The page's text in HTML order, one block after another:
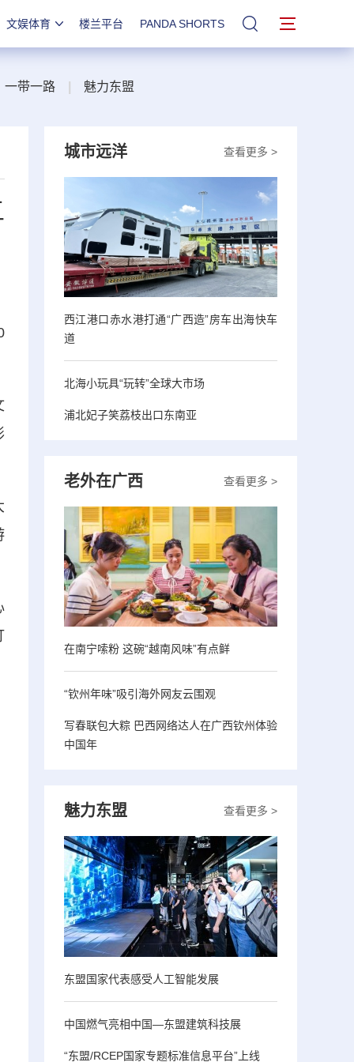
文娱体育 楼兰平台 PANDA SHORTS 站内搜索
一带一路 魅力东盟
查看更多 >
城市远洋
西江港口赤水港打通“广西造”房车出海快车
道
北海小玩具“玩转”全球大市场
浦北妃子笑荔枝出口东南亚
查看更多 >
老外在广西
在南宁嗦粉 这碗“越南风味”有点鲜
“钦州年味”吸引海外网友云围观
写春联包大粽 巴西网络达人在广西钦州体验
中国年
查看更多 >
魅力东盟
东盟国家代表感受人工智能发展
中国燃气亮相中国—东盟建筑科技展
“东盟/RCEP国家专题标准信息平台”上线